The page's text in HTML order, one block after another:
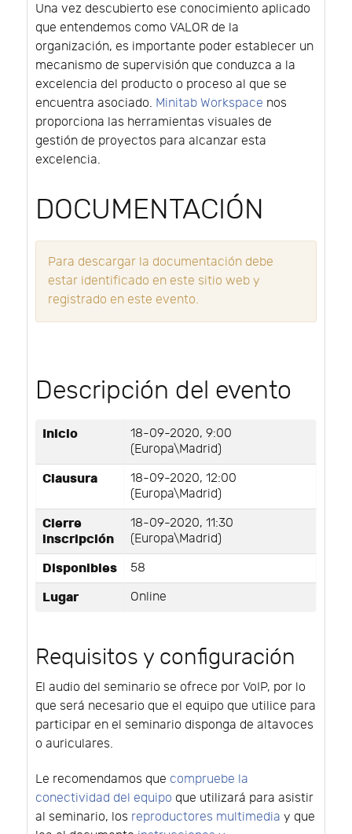
Una vez descubierto ese conocimiento aplicado
que entendemos como VALOR de la
organización, es importante poder establecer un
mecanismo de supervisión que conduzca a la
excelencia del producto o proceso al que se
encuentra asociado. Minitab Workspace nos
proporciona las herramientas visuales de
gestión de proyectos para alcanzar esta
excelencia.
DOCUMENTACIÓN
Para descargar la documentación debe
estar identificado en este sitio web y
registrado en este evento.
Descripción del evento
Inicio
18-09-2020, 9:00
(Europa\Madrid)
Clausura
18-09-2020, 12:00
(Europa\Madrid)
Cierre
inscripción
18-09-2020, 11:30
(Europa\Madrid)
Disponibles 58
Lugar Online
Requisitos y configuración
El audio del seminario se ofrece por VoIP, por lo
que será necesario que el equipo que utilice para
participar en el seminario disponga de altavoces
o auriculares.
Le recomendamos que compruebe la
conectividad del equipo que utilizará para asistir
al seminario, los reproductores multimedia y que